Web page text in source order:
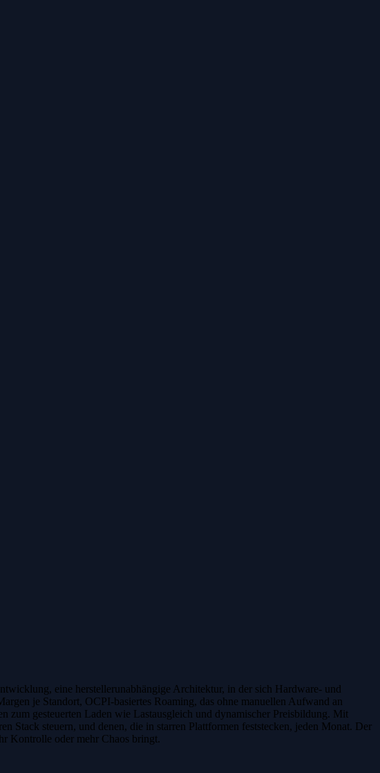
eine herstellerunabhängige Architektur, in der sich Hardware- und
je Standort, OCPI-basiertes Roaming, das ohne manuellen Aufwand an
zum gesteuerten Laden wie Lastausgleich und dynamischer Preisbildung. Mit
steuern, und denen, die in starren Plattformen feststecken, jeden Monat. Der
Kontrolle oder mehr Chaos bringt.